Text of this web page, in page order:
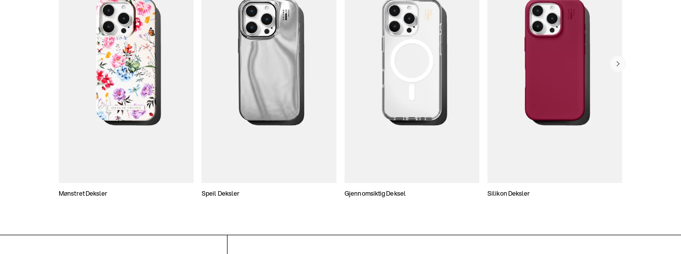
Mønstret Deksler Speil Deksler Gjennomsiktig Deksel Silikon Deksler